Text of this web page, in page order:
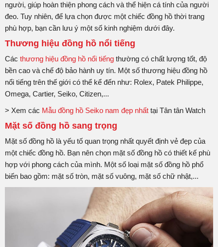
người, giúp hoàn thiện phong cách và thể hiện cá tính của người
đeo. Tuy nhiên, để lựa chọn được một chiếc đồng hồ thời trang
phù hợp, bạn cần lưu ý một số kinh nghiệm dưới đây.
Thương hiệu đồng hồ nổi tiếng
Các thương hiệu đồng hồ nổi tiếng thường có chất lượng tốt, độ
bền cao và chế độ bảo hành uy tín. Một số thương hiệu đồng hồ
nổi tiếng trên thế giới có thể kể đến như: Rolex, Patek Philippe,
Omega, Cartier, Seiko, Citizen,...
> Xem các Mẫu đồng hồ Seiko nam đẹp nhất tại Tân tân Watch
Mặt số đồng hồ sang trọng
Mặt số đồng hồ là yếu tố quan trọng nhất quyết định vẻ đẹp của
một chiếc đồng hồ. Bạn nên chọn mặt số đồng hồ có thiết kế phù
hợp với phong cách của mình. Một số loại mặt số đồng hồ phổ
biến bao gồm: mặt số tròn, mặt số vuông, mặt số chữ nhật,...